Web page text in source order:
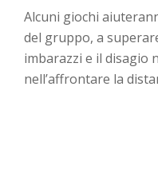
Alcuni giochi
del gruppo, a
imbarazzi e il disagio
nell’affrontare la